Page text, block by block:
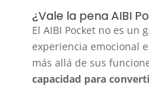
¿Vale la pena AIBI
El AIBI Pocket no es un
experiencia emocional
más allá de sus
capacidad para